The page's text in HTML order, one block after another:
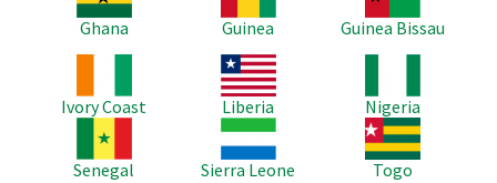
Ghana
Guinea
Guinea Bissau
Ivory Coast
Imagem
Liberia
Nigeria
Imagem
Senegal
Imagem
Sierra Leone
Imagem
Togo